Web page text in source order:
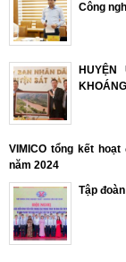
Công
VIMICO tổng kết
năm 2024
Tập